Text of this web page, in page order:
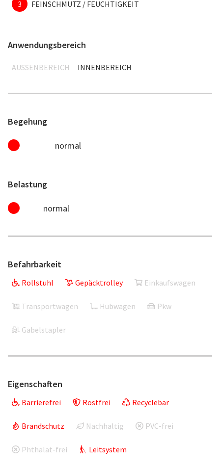
3 FEINSCHMUTZ / FEUCHTIGKEIT
Anwendungsbereich
AUSSENBEREICH INNENBEREICH
Begehung
normal
Belastung
normal
Befahrbarkeit
Rollstuhl Gepäcktrolley Einkaufswagen
Transportwagen Hubwagen Pkw
Gabelstapler
Eigenschaften
Barrierefrei Rostfrei Recyclebar
Brandschutz Nachhaltig PVC-frei
Phthalat-frei Leitsystem